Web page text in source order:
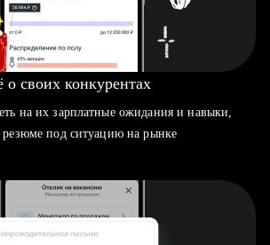
о своих конкурентах
на их зарплатные ожидания и навыки,
резюме под ситуацию на рынке